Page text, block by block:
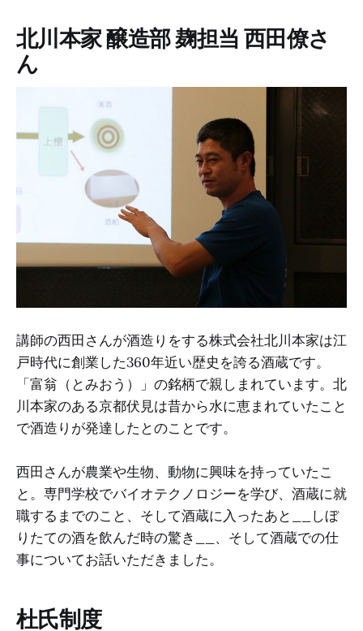
北川本家 醸造部 麹担当 西田僚さ
ん
講師の西田さんが酒造りをする株式会社北川本家は江
戸時代に創業した360年近い歴史を誇る酒蔵です。
「富翁（とみおう）」の銘柄で親しまれています。北
川本家のある京都伏見は昔から水に恵まれていたこと
で酒造りが発達したとのことです。
西田さんが農業や生物、動物に興味を持っていたこ
と。専門学校でバイオテクノロジーを学び、酒蔵に就
職するまでのこと、そして酒蔵に入ったあと__しぼ
りたての酒を飲んだ時の驚き__、そして酒蔵での仕
事についてお話いただきました。
杜氏制度